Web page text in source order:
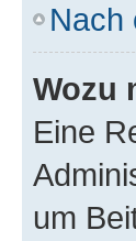
Nach
Wozu
Eine
um